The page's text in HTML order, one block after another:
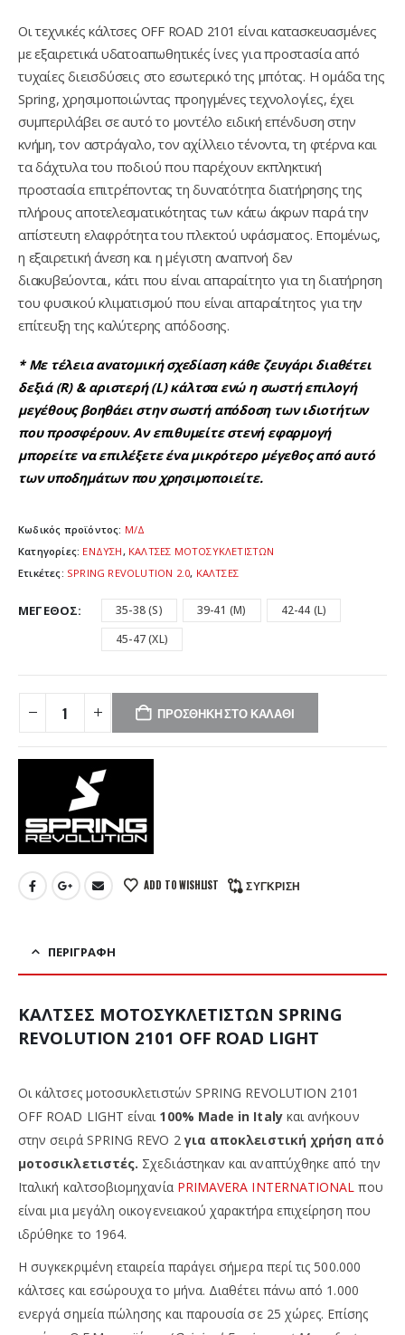
Οι τεχνικές κάλτσες OFF ROAD 2101 είναι κατασκευασμένες
με εξαιρετικά υδατοαπωθητικές ίνες για προστασία από
τυχαίες διεισδύσεις στο εσωτερικό της μπότας. Η ομάδα της
Spring, χρησιμοποιώντας προηγμένες τεχνολογίες, έχει
συμπεριλάβει σε αυτό το μοντέλο ειδική επένδυση στην
κνήμη, τον αστράγαλο, τον αχίλλειο τένοντα, τη φτέρνα και
τα δάχτυλα του ποδιού που παρέχουν εκπληκτική
προστασία επιτρέποντας τη δυνατότητα διατήρησης της
πλήρους αποτελεσματικότητας των κάτω άκρων παρά την
απίστευτη ελαφρότητα του πλεκτού υφάσματος. Επομένως,
η εξαιρετική άνεση και η μέγιστη αναπνοή δεν
διακυβεύονται, κάτι που είναι απαραίτητο για τη διατήρηση
του φυσικού κλιματισμού που είναι απαραίτητος για την
επίτευξη της καλύτερης απόδοσης.
* Με τέλεια ανατομική σχεδίαση κάθε ζευγάρι διαθέτει
δεξιά (R) & αριστερή (L) κάλτσα ενώ η σωστή επιλογή
μεγέθους βοηθάει στην σωστή απόδοση των ιδιοτήτων
που προσφέρουν. Αν επιθυμείτε στενή εφαρμογή
μπορείτε να επιλέξετε ένα μικρότερο μέγεθος από αυτό
των υποδημάτων που χρησιμοποιείτε.
Κωδικός προϊόντος: Μ/Δ
Κατηγορίες: ΕΝΔΥΣΗ , ΚΑΛΤΣΕΣ ΜΟΤΟΣΥΚΛΕΤΙΣΤΩΝ
Ετικέτες: SPRING REVOLUTION 2.0, ΚΑΛΤΣΕΣ
ΜΈΓΕΘΟΣ 35-38 (S) 39-41 (M)
42-44 (L)
45-47 (XL)
ΠΡΟΣΘΉΚΗ ΣΤΟ ΚΑΛΆΘΙ
ADD TO WISHLIST ΣΎΓΚΡΙΣΗ
ΠΕΡΙΓΡΑΦΉ
ΚΑΛΤΣΕΣ ΜΟΤΟΣΥΚΛΕΤΙΣΤΩΝ SPRING
REVOLUTION 2101 OFF ROAD LIGHT
Οι κάλτσες μοτοσυκλετιστών SPRING REVOLUTION 2101
OFF ROAD LIGHTείναι 100% Made in Italyκαι ανήκουν
στην σειρά SPRING REVO 2 για αποκλειστική χρήση από
μοτοσικλετιστές. Σχεδιάστηκαν και αναπτύχθηκε από την
Ιταλική καλτσοβιομηχανία PRIMAVERA INTERNATIONAL που
είναι μια μεγάλη οικογενειακού χαρακτήρα επιχείρηση που
ιδρύθηκε το 1964.
Η συγκεκριμένη εταιρεία παράγει σήμερα περί τις 500.000
κάλτσες και εσώρουχα το μήνα. Διαθέτει πάνω από 1.000
ενεργά σημεία πώλησης και παρουσία σε 25 χώρες. Επίσης